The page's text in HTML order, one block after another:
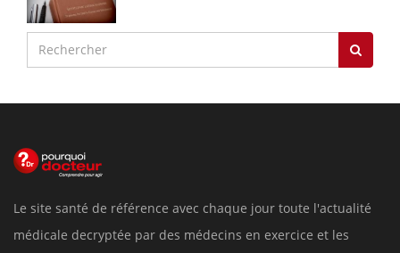
Le site santé de référence avec chaque jour toute l'actualité
médicale decryptée par des médecins en exercice et les